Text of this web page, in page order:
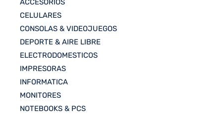
ACCESORIOS
CELULARES
CONSOLAS & VIDEOJUEGOS
DEPORTE & AIRE LIBRE
ELECTRODOMESTICOS
IMPRESORAS
INFORMATICA
MONITORES
NOTEBOOKS & PCS